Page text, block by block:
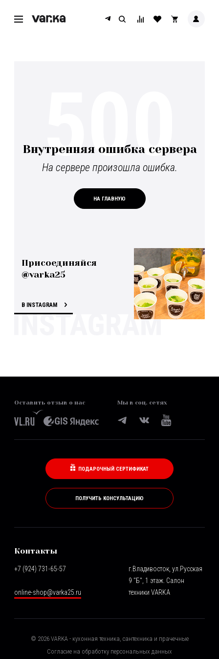
Внутренняя ошибка сервера
На сервере произошла ошибка.
НА ГЛАВНУЮ
500
Присоединяйся
@varka25
В INSTAGRAM
Оставить отзыв о нас Мы в соц. сетях
ПОДАРОЧНЫЙ СЕРТИФИКАТ
ПОЛУЧИТЬ КОНСУЛЬТАЦИЮ
Контакты
+7 (924) 731-65-57
online-shop@varka25.ru
г.Владивосток, ул.Русская
9 "Б", 1 этаж. Салон
техники VARKA
© 2026VARKA - кухонная техника, сантехника и прачечные
Согласие на обработку персональных данных